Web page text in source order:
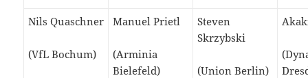
Nils Quaschner
(VfL Bochum)
Manuel Prietl
(Arminia
Bielefeld)
Steven
Skrzybski
(Union Berlin)